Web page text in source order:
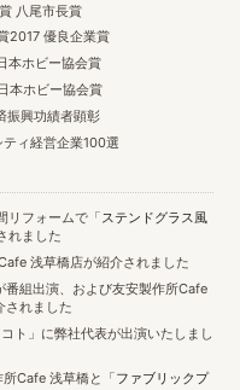
八尾市長賞
2017 優良企業賞
本ホビー協会賞
本ホビー協会賞
振興功績者顕彰
ィ経営企業100選
リフォームで「ステンドグラス風
れました
浅草橋店が紹介されました
組出演、および友安製作所Cafe
されました
ト」に弊社代表が出演いたしまし
Cafe 浅草橋と「ファブリックプ